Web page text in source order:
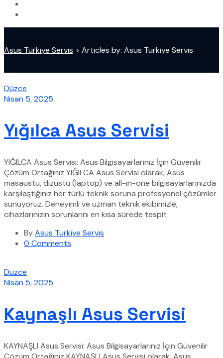
Asus Türkiye Servis > Articles by: Asus Türkiye Servis
Düzce
Nisan 5, 2025
Yığılca Asus Servisi
YIĞILCA Asus Servisi: Asus Bilgisayarlarınız İçin Güvenilir
Çözüm Ortağınız YIĞILCA Asus Servisi olarak, Asus
masaüstü, dizüstü (laptop) ve all-in-one bilgisayarlarınızda
karşılaştığınız her türlü teknik soruna profesyonel çözümler
sunuyoruz. Deneyimli ve uzman teknik ekibimizle,
cihazlarınızın sorunlarını en kısa sürede tespit
ByAsus Türkiye Servis
0 Comments
Düzce
Nisan 5, 2025
Kaynaşlı Asus Servisi
KAYNAŞLI Asus Servisi: Asus Bilgisayarlarınız İçin Güvenilir